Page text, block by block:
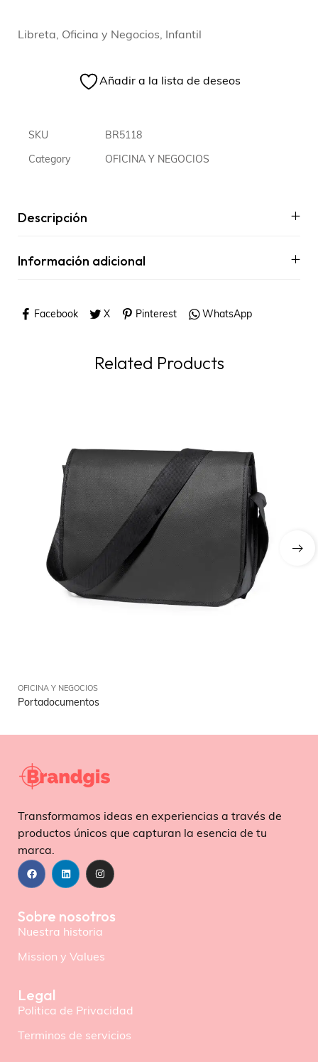
Libreta, Oficina y Negocios, Infantil
Añadir a la lista de deseos
SKU BR5118
Category OFICINA Y NEGOCIOS
Descripción
Información adicional
Facebook X Pinterest WhatsApp
Related Products
OFICINA Y NEGOCIOS
Portadocumentos
Transformamos ideas en experiencias a través de
productos únicos que capturan la esencia de tu
marca.
Sobre nosotros
Nuestra historia
Mission y Values
Legal
Politica de Privacidad
Terminos de servicios